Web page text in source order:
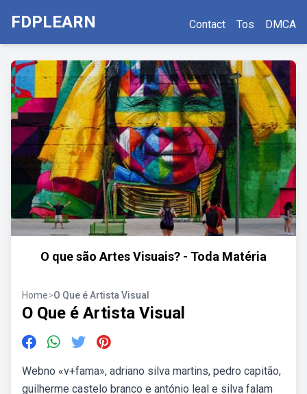
FDPLEARN Contact Tos DMCA
O que são Artes Visuais? - Toda Matéria
Home>O Que é Artista Visual
O Que é Artista Visual
Webno «v+fama», adriano silva martins, pedro capitão,
guilherme castelo branco e antónio leal e silva falam